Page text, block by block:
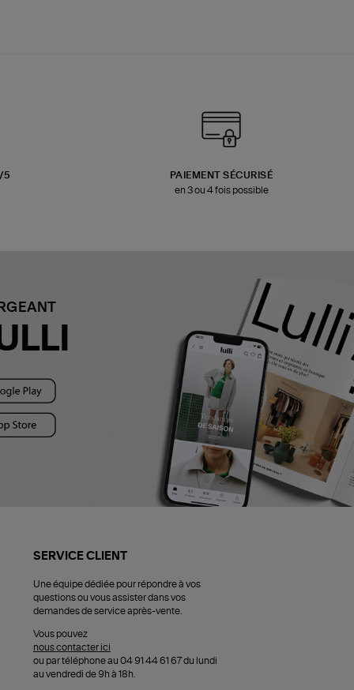
5
PAIEMENT SÉCURISÉ
en 3 ou 4 fois possible
SERVICE CLIENT
Une équipe dédiée pour répondre à vos
questions ou vous assister dans vos
demandes de service après-vente.
Vous pouvez
nous contacter ici
ou par téléphone au 04 91 44 61 67 du lundi
au vendredi de 9h à 18h.